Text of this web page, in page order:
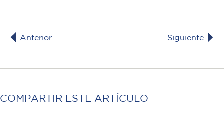
Anterior Siguiente
COMPARTIR ESTE ARTÍCULO